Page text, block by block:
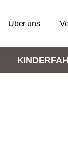
Über uns